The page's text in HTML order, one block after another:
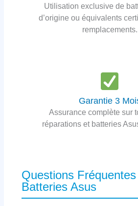
Utilisation exclusive de
d’origine ou équivalents
remplacements.
Garantie 3
Assurance complète sur
réparations et batteries
Questions
Batteries Asus